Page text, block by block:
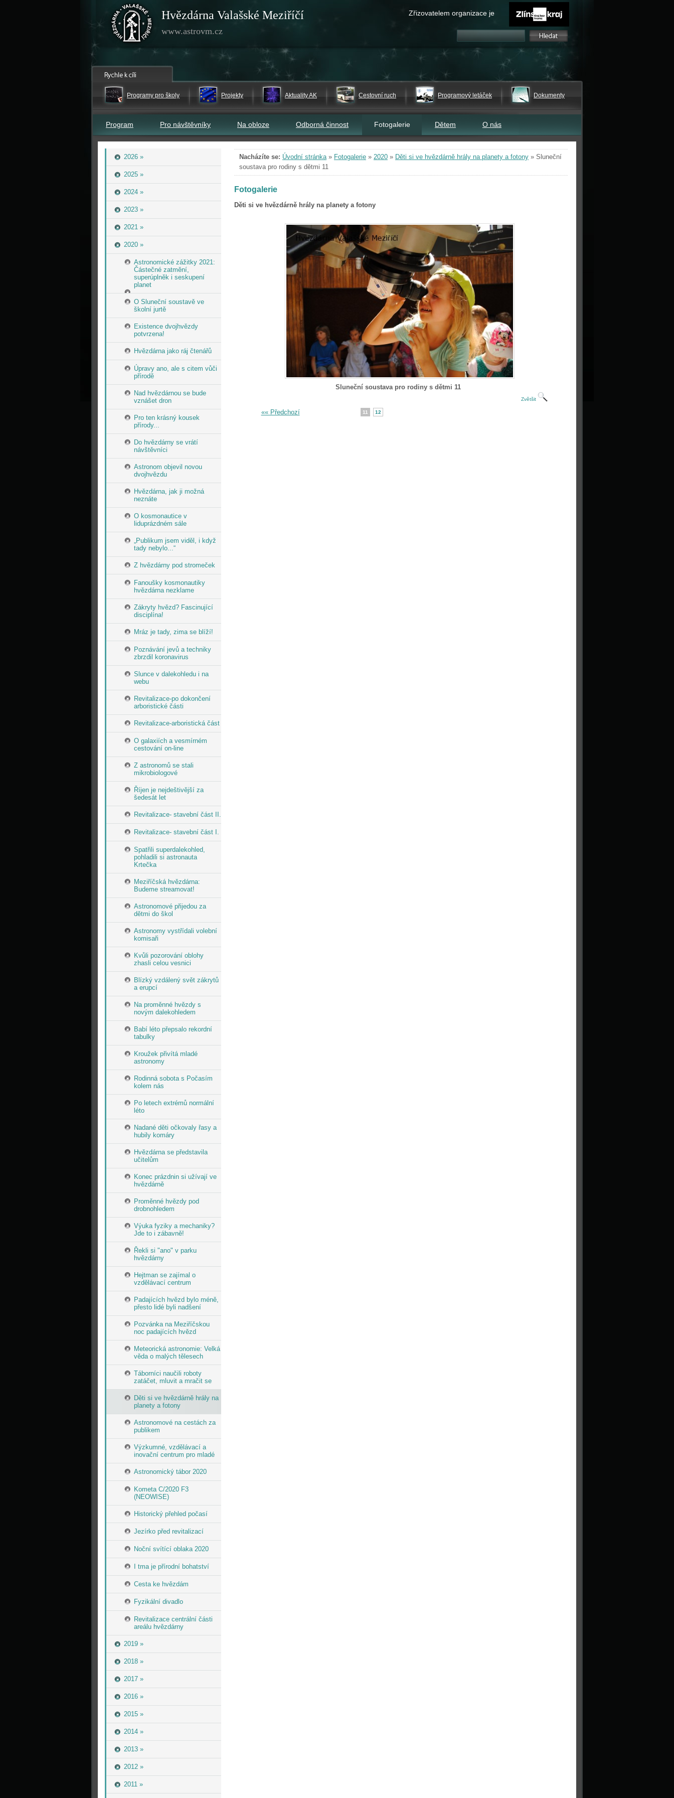
Hvězdárna Valašské Meziříčí
www.astrovm.cz
Zřizovatelem organizace je
Programy pro školy Projekty Aktuality AK Cestovní ruch Programový letáček Dokumenty
Program Pro návštěvníky Na obloze Odborná činnost Fotogalerie Dětem O nás
2026 »
2025 »
2024 »
2023 »
2021 »
2020 »
Astronomické zážitky 2021:
Částečné zatmění,
superúplněk i seskupení
planet
O Sluneční soustavě ve
školní jurtě
Existence dvojhvězdy
potvrzena!
Hvězdárna jako ráj čtenářů
Úpravy ano, ale s citem vůči
přírodě
Nad hvězdárnou se bude
vznášet dron
Pro ten krásný kousek
přírody...
Do hvězdárny se vrátí
návštěvníci
Astronom objevil novou
dvojhvězdu
Hvězdárna, jak ji možná
neznáte
O kosmonautice v
liduprázdném sále
„Publikum jsem viděl, i když
tady nebylo...“
Z hvězdárny pod stromeček
Fanoušky kosmonautiky
hvězdárna nezklame
Zákryty hvězd? Fascinující
disciplína!
Mráz je tady, zima se blíží!
Poznávání jevů a techniky
zbrzdil koronavirus
Slunce v dalekohledu i na
webu
Revitalizace-po dokončení
arboristické části
Revitalizace-arboristická část
O galaxiích a vesmírném
cestování on-line
Z astronomů se stali
mikrobiologové
Říjen je nejdeštivější za
šedesát let
Revitalizace- stavební část II.
Revitalizace- stavební část I.
Spatřili superdalekohled,
pohladili si astronauta
Krtečka
Meziříčská hvězdárna:
Budeme streamovat!
Astronomové přijedou za
dětmi do škol
Astronomy vystřídali volební
komisaři
Kvůli pozorování oblohy
zhasli celou vesnici
Blízký vzdálený svět zákrytů
a erupcí
Na proměnné hvězdy s
novým dalekohledem
Babí léto přepsalo rekordní
tabulky
Kroužek přivítá mladé
astronomy
Rodinná sobota s Počasím
kolem nás
Po letech extrémů normální
léto
Nadané děti očkovaly řasy a
hubily komáry
Hvězdárna se představila
učitelům
Konec prázdnin si užívají ve
hvězdárně
Proměnné hvězdy pod
drobnohledem
Výuka fyziky a mechaniky?
Jde to i zábavně!
Řekli si "ano" v parku
hvězdárny
Hejtman se zajímal o
vzdělávací centrum
Padajících hvězd bylo méně,
přesto lidé byli nadšení
Pozvánka na Meziříčskou
noc padajících hvězd
Meteorická astronomie: Velká
věda o malých tělesech
Táborníci naučili roboty
zatáčet, mluvit a mračit se
Děti si ve hvězdárně hrály na
planety a fotony
Astronomové na cestách za
publikem
Výzkumné, vzdělávací a
inovační centrum pro mladé
Astronomický tábor 2020
Kometa C/2020 F3
(NEOWISE)
Historický přehled počasí
Jezírko před revitalizací
Noční svítící oblaka 2020
I tma je přírodní bohatství
Cesta ke hvězdám
Fyzikální divadlo
Revitalizace centrální části
areálu hvězdárny
2019 »
2018 »
2017 »
2016 »
2015 »
2014 »
2013 »
2012 »
2011 »
Nacházíte se: Úvodní stránka» Fotogalerie » 2020 » Děti si ve hvězdárně hrály na planety a fotony » Sluneční
soustava pro rodiny s dětmi 11
Fotogalerie
Děti si ve hvězdárně hrály na planety a fotony
Sluneční soustava pro rodiny s dětmi 11
Zvětšit
«« Předchozí 11 12